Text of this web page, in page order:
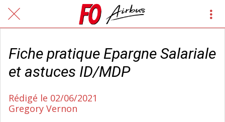
Fiche pratique Epargne Salariale
et astuces ID/MDP
Rédigé le 02/06/2021
Gregory Vernon